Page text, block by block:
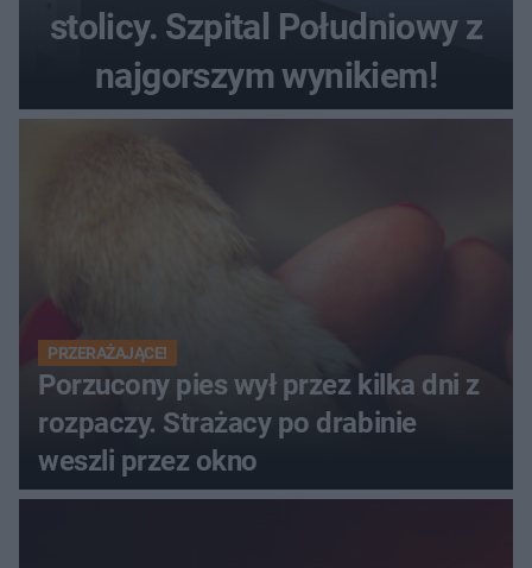
stolicy. Szpital Południowy z
najgorszym wynikiem!
PRZERAŻAJĄCE!
Porzucony pies wył przez kilka dni z
rozpaczy. Strażacy po drabinie
weszli przez okno